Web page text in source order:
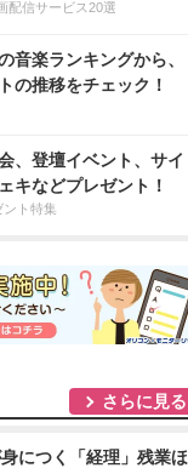
配信サービス20選
音楽ランキングから、
の推移をチェック！
、登壇イベント、サイ
キなどプレゼント！
ント特集
さらに見る
につく「経理」残業ほ